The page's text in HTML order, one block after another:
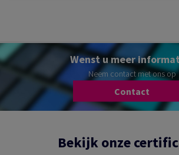
Wenst u meer
Neem contact met ons op
Contact
Bekijk onze